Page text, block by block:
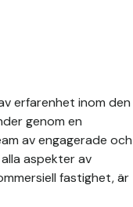
erfarenhet inom den
genom en
av engagerade och
aspekter av
fastighet, är